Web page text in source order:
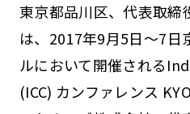
東京都品川区、代表取締
は、2017年9月5日～7日
ルにおいて開催される
(ICC) カンファレンス